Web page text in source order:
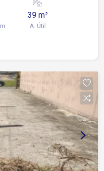
banheiro privativo e
oferecendo
negócio. Ideal
39 m²
A. Útil